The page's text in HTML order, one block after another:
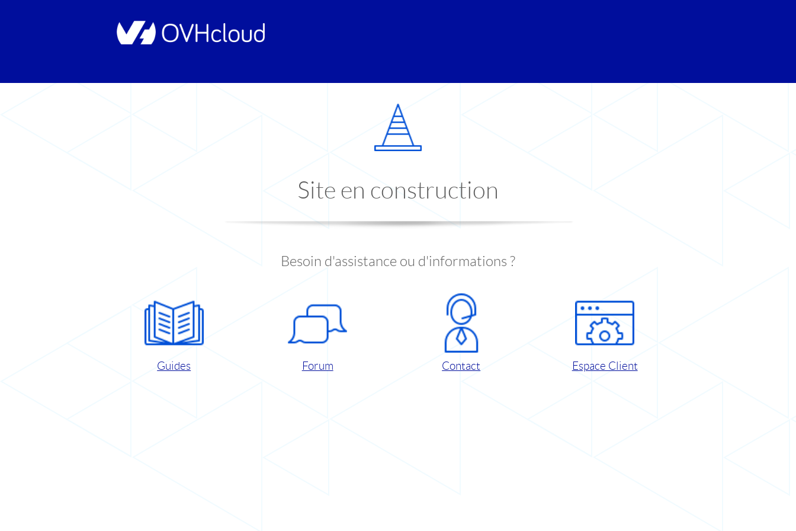
Site en construction
Besoin d'assistance ou d'informations ?
Guides Forum Contact Espace Client